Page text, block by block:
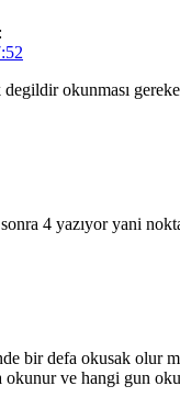
okunması
4 yazıyor yani
bir defa okusak olur
okunur ve hangi gun